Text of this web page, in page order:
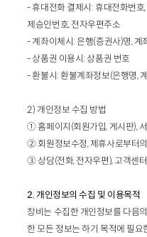
- 휴대전화 결제시: 휴대전화번
제승인번호, 전자우편주소
- 계좌이체시: 은행(증권사)명, 계
- 상품권 이용시: 상품권 번호
- 환불시: 환불계좌정보(은행명,
2) 개인정보 수집 방법
① 홈페이지(회원가입, 게시판),
② 회원정보수정, 제휴사로부터
③ 상담(전화, 전자우편), 고객센
2. 개인정보의 수집 및 이용목적
창비는 수집한 개인정보를 다음
한 모든 정보는 하기 목적에 필요